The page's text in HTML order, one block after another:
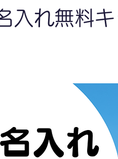
入れ無料